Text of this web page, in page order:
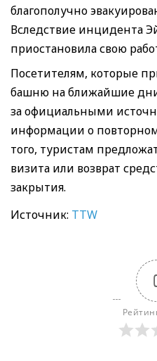
благополучно
Вследствие инцидента
приостановила свою
Посетителям, которые
башню на ближайшие
за официальными
информации о
того, туристам
визита или возврат
закрытия.
Источник: TTW